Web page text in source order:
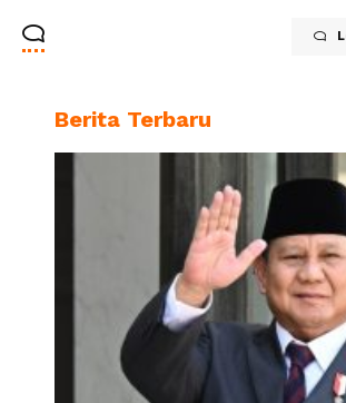
Berita Terbaru